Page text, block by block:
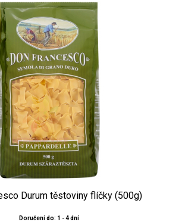
Durum těstoviny flíčky (500g)
Doručení do: 1 - 4 dní